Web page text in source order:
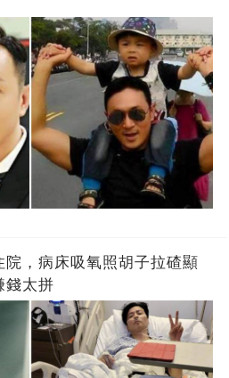
，病床吸氧照胡子拉碴顯
錢太拼